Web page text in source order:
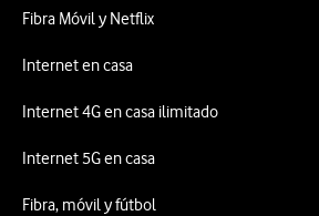
Fibra Móvil y Netflix
Internet en casa
Internet 4G en casa ilimitado
Internet 5G en casa
Fibra, móvil y fútbol